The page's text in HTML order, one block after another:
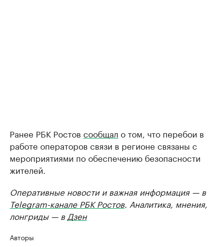
Ранее РБК Ростов сообщал о том, что перебои в
работе операторов связи в регионе связаны с
мероприятиями по обеспечению безопасности
жителей.
Оперативные новости и важная информация — в
Telegram-канале РБК Ростов. Аналитика, мнения,
лонгриды — в Дзен
Авторы